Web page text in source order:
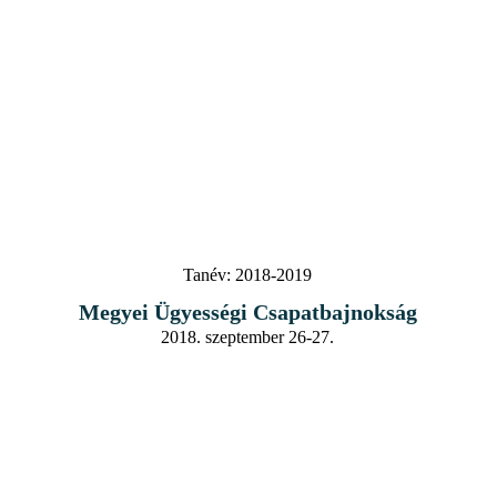
Tanév: 2018-2019
Megyei Ügyességi Csapatbajnokság
2018. szeptember 26-27.